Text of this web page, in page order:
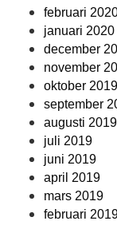
februari
januari 2020
december
november
oktober 2019
september
augusti 2019
juli 2019
juni 2019
april 2019
mars 2019
februari